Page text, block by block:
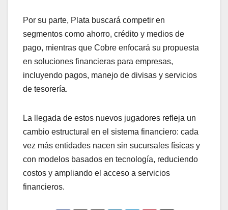
Por su parte, Plata buscará competir en
segmentos como ahorro, crédito y medios de
pago, mientras que Cobre enfocará su propuesta
en soluciones financieras para empresas,
incluyendo pagos, manejo de divisas y servicios
de tesorería.
La llegada de estos nuevos jugadores refleja un
cambio estructural en el sistema financiero: cada
vez más entidades nacen sin sucursales físicas y
con modelos basados en tecnología, reduciendo
costos y ampliando el acceso a servicios
financieros.